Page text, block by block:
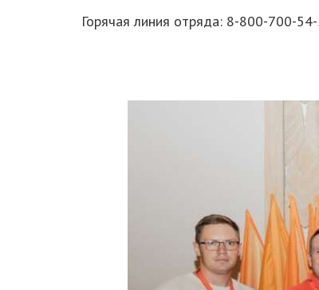
Горячая линия отряда: 8-800-700-